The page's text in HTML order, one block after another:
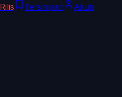
Rilis Tersimpan Akun